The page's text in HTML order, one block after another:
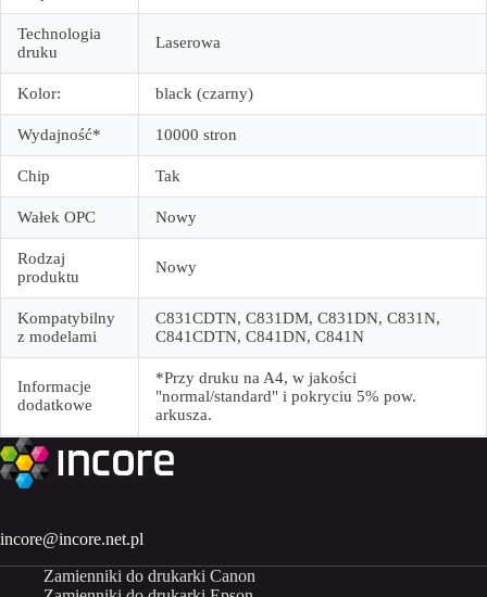
Technologia
druku
Laserowa
Kolor: black (czarny)
Wydajność* 10000 stron
Chip Tak
Wałek OPC Nowy
Rodzaj
produktu
Nowy
Kompatybilny
z modelami
C831CDTN, C831DM, C831DN, C831N,
C841CDTN, C841DN, C841N
Informacje
dodatkowe
*Przy druku na A4, w jakości
"normal/standard" i pokryciu 5% pow.
arkusza.
incore@incore.net.pl
Zamienniki do drukarki Canon